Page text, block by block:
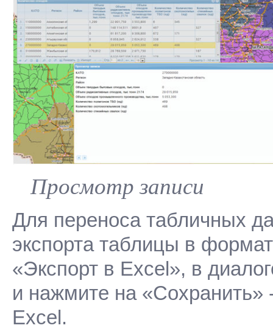
Просмотр записи
Для переноса табличных
экспорта таблицы в
«Экспорт в Excel», в
и нажмите на «Сохранить»
Excel.